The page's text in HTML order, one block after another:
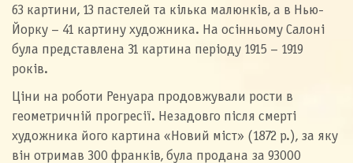
63 картини, 13 пастелей та кілька малюнків, а в Нью-
Йорку – 41 картину художника. На осінньому Салоні
була представлена 31 картина періоду 1915 – 1919
років.
Ціни на роботи Ренуара продовжували рости в
геометричній прогресії. Незадовго після смерті
художника його картина «Новий міст» (1872 р.), за яку
він отримав 300 франків, була продана за 93000